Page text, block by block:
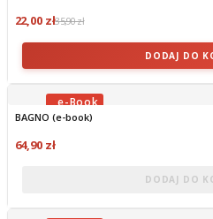
22,00 zł35,90 zł
DODAJ DO
OBECNIE BRAK NA STANIE
BAGNO (e-book)
64,90 zł
DODAJ DO